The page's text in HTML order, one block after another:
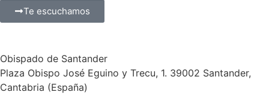
Te escuchamos
Obispado de Santander
Plaza Obispo José Eguino y Trecu, 1. 39002 Santander,
Cantabria (España)